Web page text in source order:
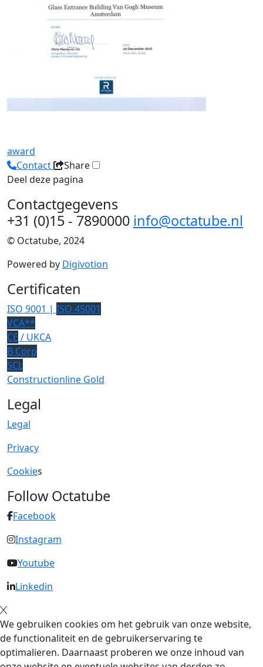
award
Contact
Share
Deel deze pagina
Contactgegevens
+31 (0)15 - 7890000 info@octatube.nl
© Octatube, 2024
Powered by Digivotion
Certificaten
ISO 9001 | ISO 45001
VCA**
CE / UKCA
B Corp
SCL
Constructionline Gold
Legal
Legal
Privacy
Cookies
Follow Octatube
Facebook
Instagram
Youtube
Linkedin
We gebruiken cookies om het gebruik van onze website,
de functionaliteit en de gebruikerservaring te
optimalieren. Daarnaast proberen we onze inhoud van